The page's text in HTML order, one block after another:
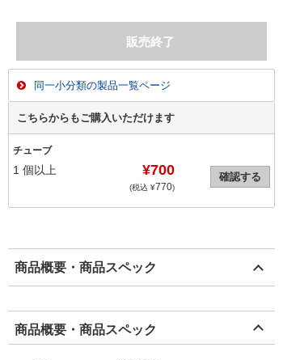
同一小分類の製品一覧ページ
こちらからもご購入いただけます
チューブ
1 個以上 ¥700
(税込 ¥770)
確認する
商品概要・商品スペック
商品概要・商品スペック